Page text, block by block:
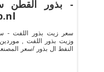
بذور القطن
سعر زيت بذور اللفت -
وزيت بذور اللفت ,
النفط ال بذور /سعر